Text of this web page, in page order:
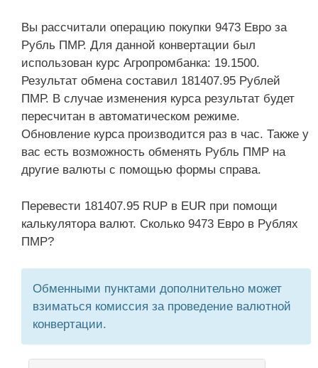
Вы рассчитали операцию покупки 9473 Евро за
Рубль ПМР. Для данной конвертации был
использован курс Агропромбанка: 19.1500.
Результат обмена составил 181407.95 Рублей
ПМР. В случае изменения курса результат будет
пересчитан в автоматическом режиме.
Обновление курса производится раз в час. Также у
вас есть возможность обменять Рубль ПМР на
другие валюты с помощью формы справа.
Перевести 181407.95 RUP в EUR при помощи
калькулятора валют. Сколько 9473 Евро в Рублях
ПМР?
Обменными пунктами дополнительно может
взиматься комиссия за проведение валютной
конвертации.